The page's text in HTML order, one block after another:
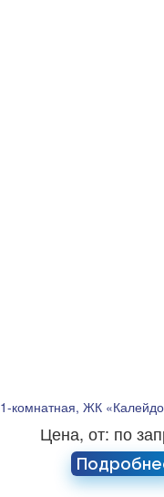
1-комнатная, ЖК
Цена, от: по